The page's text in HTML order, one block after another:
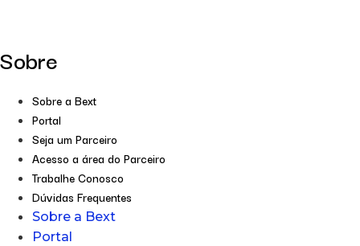
Sobre
Sobre a Bext
Portal
Seja um Parceiro
Acesso a área do Parceiro
Trabalhe Conosco
Dúvidas Frequentes
Sobre a Bext
Portal